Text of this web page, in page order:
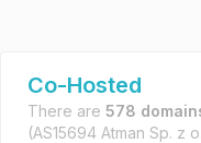
Co-Hosted
There are 578
(AS15694 Atman Sp. z